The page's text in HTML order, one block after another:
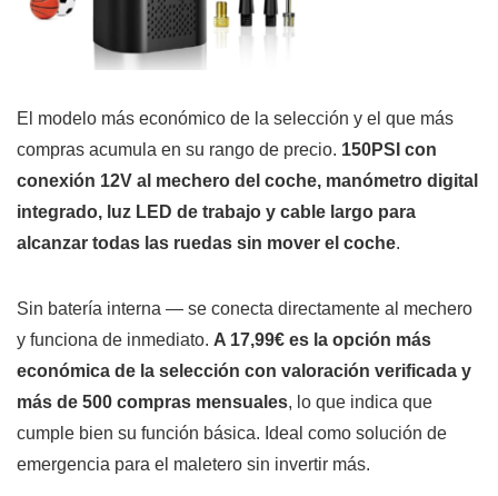
El modelo más económico de la selección y el que más
compras acumula en su rango de precio. 150PSI con
conexión 12V al mechero del coche, manómetro digital
integrado, luz LED de trabajo y cable largo para
alcanzar todas las ruedas sin mover el coche.
Sin batería interna — se conecta directamente al mechero
y funciona de inmediato. A 17,99€ es la opción más
económica de la selección con valoración verificada y
más de 500 compras mensuales, lo que indica que
cumple bien su función básica. Ideal como solución de
emergencia para el maletero sin invertir más.